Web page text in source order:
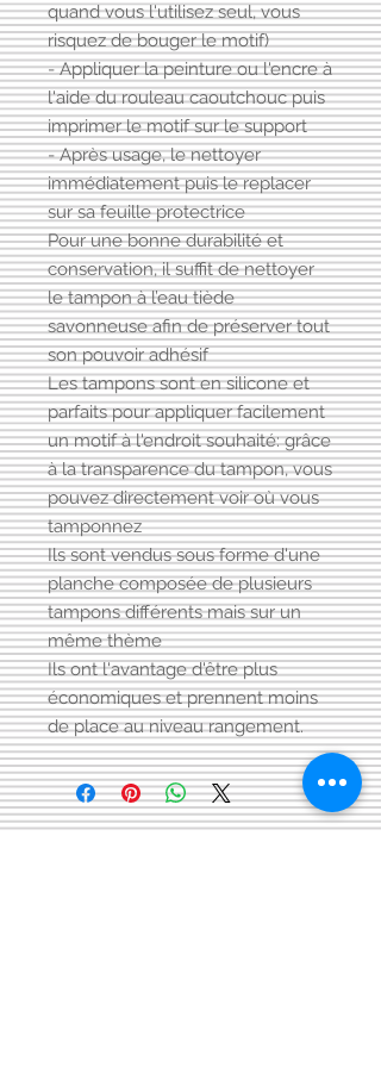
quand vous l'utilisez seul, vous
risquez de bouger le motif)
- Appliquer la peinture ou l'encre à
l'aide du rouleau caoutchouc puis
imprimer le motif sur le support
- Après usage, le nettoyer
immédiatement puis le replacer
sur sa feuille protectrice
Pour une bonne durabilité et
conservation, il suffit de nettoyer
le tampon à l’eau tiède
savonneuse afin de préserver tout
son pouvoir adhésif
Les tampons sont en silicone et
parfaits pour appliquer facilement
un motif à l'endroit souhaité: grâce
à la transparence du tampon, vous
pouvez directement voir où vous
tamponnez
Ils sont vendus sous forme d'une
planche composée de plusieurs
tampons différents mais sur un
même thème
Ils ont l'avantage d'être plus
économiques et prennent moins
de place au niveau rangement.